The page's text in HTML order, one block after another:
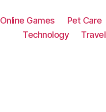
Online Games Pet Care
Technology
Travel